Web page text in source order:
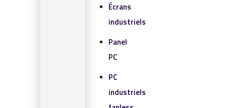
Écrans
industriels
Panel
PC
PC
industriels